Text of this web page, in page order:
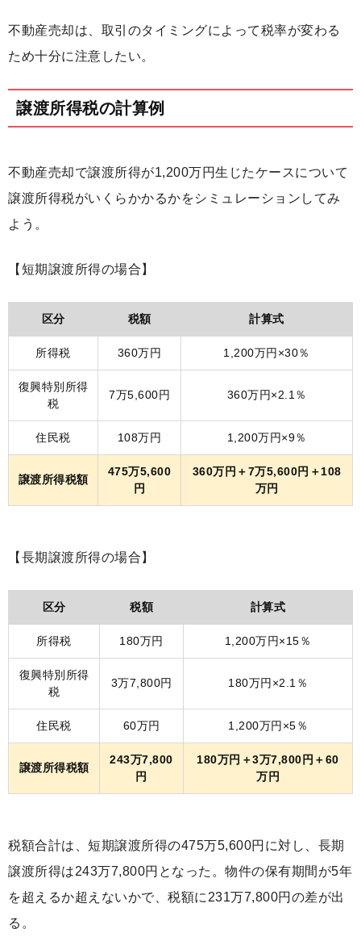
不動産売却は、取引のタイミングによって税率が変わる
ため十分に注意したい。
譲渡所得税の計算例
不動産売却で譲渡所得が1,200万円生じたケースについて
譲渡所得税がいくらかかるかをシミュレーションしてみ
よう。
【短期譲渡所得の場合】
区分 税額 計算式
所得税 360万円 1,200万円×30％
復興特別所得
税
7万5,600円 360万円×2.1％
住民税 108万円 1,200万円×9％
譲渡所得税額
475万5,600
円
360万円＋7万5,600円＋108
万円
【長期譲渡所得の場合】
区分 税額 計算式
所得税 180万円 1,200万円×15％
復興特別所得
税
3万7,800円 180万円×2.1％
住民税 60万円 1,200万円×5％
譲渡所得税額
243万7,800
円
180万円＋3万7,800円＋60
万円
税額合計は、短期譲渡所得の475万5,600円に対し、長期
譲渡所得は243万7,800円となった。物件の保有期間が5年
を超えるか超えないかで、税額に231万7,800円の差が出
る。